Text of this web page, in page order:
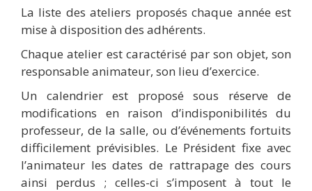
La liste des ateliers proposés chaque année est
mise à disposition des adhérents.
Chaque atelier est caractérisé par son objet, son
responsable animateur, son lieu d’exercice.
Un calendrier est proposé sous réserve de
modifications en raison d’indisponibilités du
professeur, de la salle, ou d’événements fortuits
difficilement prévisibles. Le Président fixe avec
l’animateur les dates de rattrapage des cours
ainsi perdus ; celles-ci s’imposent à tout le